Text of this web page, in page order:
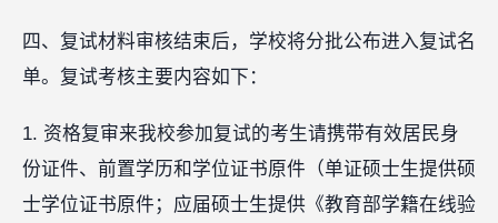
四、复试材料审核结束后，学校将分批公布进入复试名
单。复试考核主要内容如下：
1. 资格复审来我校参加复试的考生请携带有效居民身
份证件、前置学历和学位证书原件（单证硕士生提供硕
士学位证书原件；应届硕士生提供《教育部学籍在线验